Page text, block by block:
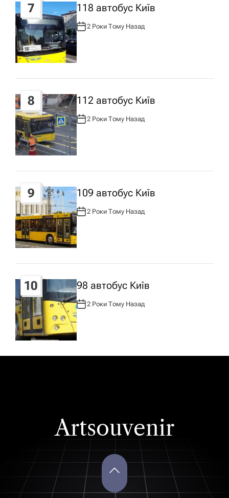
7 118 автобус Київ
А
В
Т
Р
:
2 Роки Тому Назад
8 112 автобус Київ
А
В
О
Р
:
2 Роки Тому Назад
9 109 автобус Київ
А
В
Т
О
Р
:
2 Роки Тому Назад
10 98 автобус Київ
А
В
Т
О
Р
:
2 Роки Тому Назад
Artsouvenir